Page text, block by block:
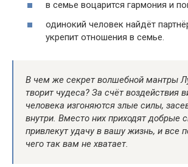
в семье воцарится гармония и
одинокий человек найдёт
укрепит отношения в семье.
В чем же секрет волшебной мантры
творит чудеса? За счёт воздействия
человека изгоняются злые силы,
внутри. Вместо них приходят добрые
привлекут удачу в вашу жизнь, и все
чего так вам не хватает.